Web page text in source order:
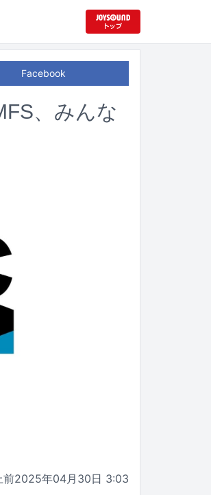
Facebook
、みんな
前2025年04月30日 3:03